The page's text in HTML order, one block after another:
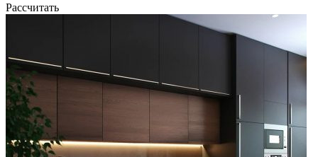
Рассчитать